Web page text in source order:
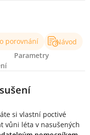
porovnání
Návod
Parametry
si vlastní poctivé
vůni léta v nasušených